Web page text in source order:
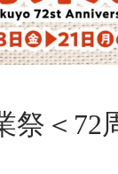
＜72